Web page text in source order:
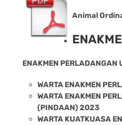
Animal
ENAKMEN PERLADANGAN
WARTA ENAKMEN
WARTA ENAKMEN
(PINDAAN) 2023
WARTA KUATKUASA